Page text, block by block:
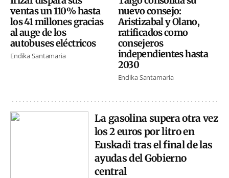
ventas un 110% hasta
los 41 millones gracias
al auge de los
autobuses eléctricos
Endika Santamaria
nuevo consejo:
Aristizabal y Olano,
ratificados como
consejeros
independientes hasta
2030
Endika Santamaria
La gasolina supera otra vez
los 2 euros por litro en
Euskadi tras el final de las
ayudas del Gobierno
central